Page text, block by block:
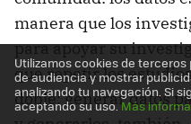
manera que los
para apoyar su
que repetir los
doble: generar datos
Utilizamos cookies de
de audiencia y mostrar
analizando tu navegación. Si
aceptando su uso.Más